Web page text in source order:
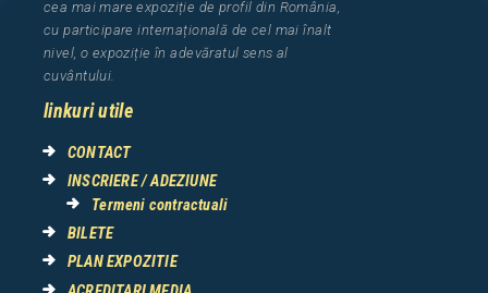
cea mai mare expoziție de profil din România
cu participare internațională de cel maiînalt
nivel, o expoziție în adevăratul sens al
cuvântului.
linkuri utile
CONTACT
INSCRIERE / ADEZIUNE
Termeni contractuali
BILETE
PLAN EXPOZITIE